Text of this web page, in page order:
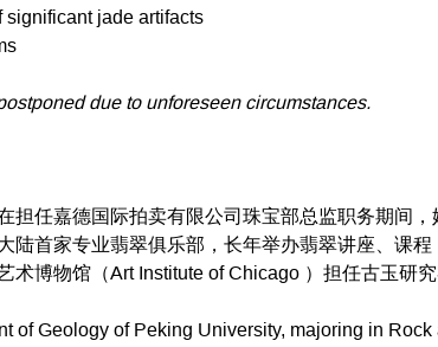
jade artifacts
due to unforeseen circumstances.
担任嘉德国际拍卖有限公司珠宝部总监职务期间
陆首家专业翡翠俱乐部，长年举办翡翠讲座、课程
博物馆（Art Institute of Chicago ）担任古玉研究
of Geology of Peking University, majoring in